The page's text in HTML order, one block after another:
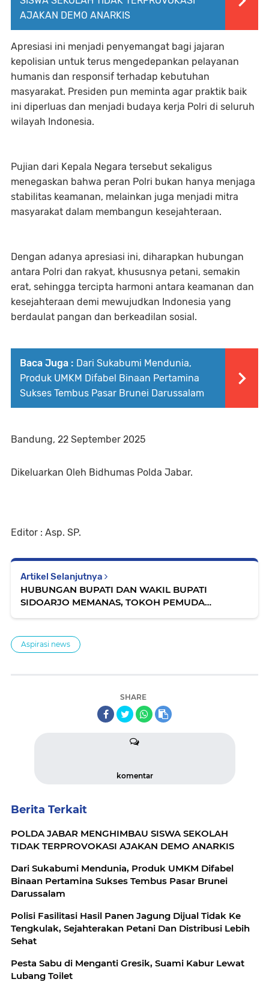
AJAKAN DEMO ANARKIS
Apresiasi ini menjadi penyemangat bagi jajaran
kepolisian untuk terus mengedepankan pelayanan
humanis dan responsif terhadap kebutuhan
masyarakat. Presiden pun meminta agar praktik baik
ini diperluas dan menjadi budaya kerja Polri di seluruh
wilayah Indonesia.
Pujian dari Kepala Negara tersebut sekaligus
menegaskan bahwa peran Polri bukan hanya menjaga
stabilitas keamanan, melainkan juga menjadi mitra
masyarakat dalam membangun kesejahteraan.
Dengan adanya apresiasi ini, diharapkan hubungan
antara Polri dan rakyat, khususnya petani, semakin
erat, sehingga tercipta harmoni antara keamanan dan
kesejahteraan demi mewujudkan Indonesia yang
berdaulat pangan dan berkeadilan sosial.
Baca Juga : Dari Sukabumi Mendunia,
Produk UMKM Difabel Binaan Pertamina
Sukses Tembus Pasar Brunei Darussalam
Bandung, 22 September 2025
Dikeluarkan Oleh Bidhumas Polda Jabar.
Editor : Asp. SP.
Artikel Selanjutnya
HUBUNGAN BUPATI DAN WAKIL BUPATI
SIDOARJO MEMANAS, TOKOH PEMUDA
Aspirasi news
SHARE
komentar
Berita Terkait
POLDA JABAR MENGHIMBAU SISWA SEKOLAH
TIDAK TERPROVOKASI AJAKAN DEMO ANARKIS
Dari Sukabumi Mendunia, Produk UMKM Difabel
Binaan Pertamina Sukses Tembus Pasar Brunei
Darussalam
Polisi Fasilitasi Hasil Panen Jagung Dijual Tidak Ke
Tengkulak, Sejahterakan Petani Dan Distribusi Lebih
Sehat
Pesta Sabu di Menganti Gresik, Suami Kabur Lewat
Lubang Toilet